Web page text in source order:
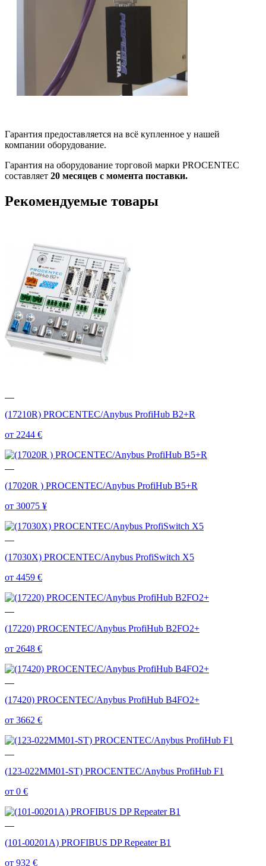
Гарантия предоставляется на всё купленное у нашей
компании оборудование.
Гарантия на оборудование торговой марки PROCENTEC
составляет 20 месяцев с момента поставки.
Рекомендуемые товары
(17210R) PROCENTEC/Anybus ProfiHub B2+R
от 2244 €
(17020R ) PROCENTEC/Anybus ProfiHub B5+R
от 30075 ¥
(17030X) PROCENTEC/Anybus ProfiSwitch X5
от 4459 €
(17220) PROCENTEC/Anybus ProfiHub B2FO2+
от 2648 €
(17420) PROCENTEC/Anybus ProfiHub B4FO2+
от 3662 €
(123-022MM01-ST) PROCENTEC/Anybus ProfiHub F1
от 0 €
(101-00201A) PROFIBUS DP Repeater B1
от 932 €